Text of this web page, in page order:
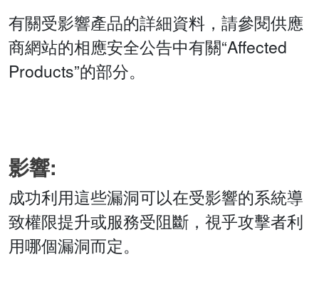
有關受影響產品的詳細資料，請參閱供應
商網站的相應安全公告中有關“Affected
Products”的部分。
影響:
成功利用這些漏洞可以在受影響的系統導
致權限提升或服務受阻斷，視乎攻擊者利
用哪個漏洞而定。